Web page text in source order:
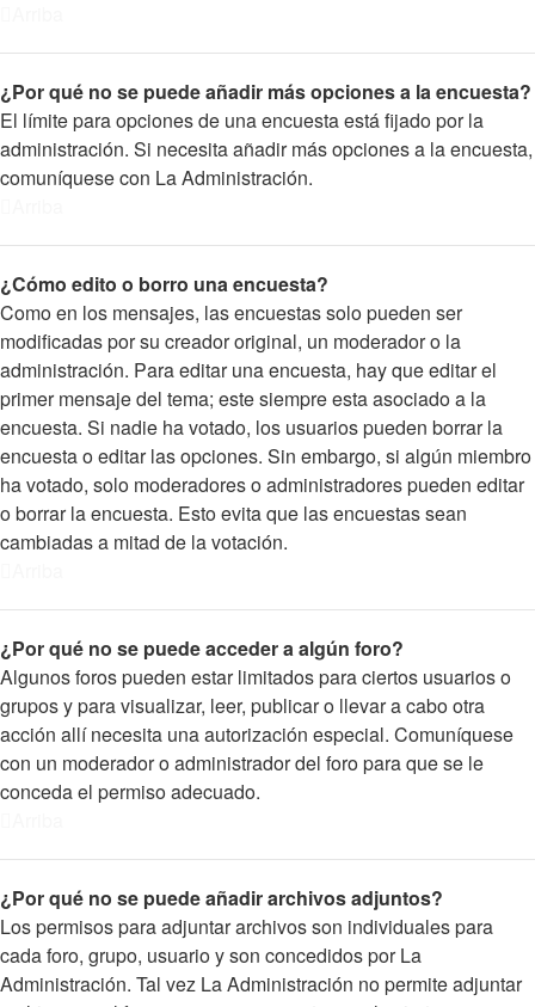
¿Por qué no se puede añadir más opciones a la encuesta?
El límite para opciones de una encuesta está fijado por la
administración. Si necesita añadir más opciones a la encuesta,
comuníquese con La Administración.
¿Cómo edito o borro una encuesta?
Como en los mensajes, las encuestas solo pueden ser
modificadas por su creador original, un moderador o la
administración. Para editar una encuesta, hay que editar el
primer mensaje del tema; este siempre esta asociado a la
encuesta. Si nadie ha votado, los usuarios pueden borrar la
encuesta o editar las opciones. Sin embargo, si algún miembro
ha votado, solo moderadores o administradores pueden editar
o borrar la encuesta. Esto evita que las encuestas sean
cambiadas a mitad de la votación.
¿Por qué no se puede acceder a algún foro?
Algunos foros pueden estar limitados para ciertos usuarios o
grupos y para visualizar, leer, publicar o llevar a cabo otra
acción allí necesita una autorización especial. Comuníquese
con un moderador o administrador del foro para que se le
conceda el permiso adecuado.
¿Por qué no se puede añadir archivos adjuntos?
Los permisos para adjuntar archivos son individuales para
cada foro, grupo, usuario y son concedidos por La
Administración. Tal vez La Administración no permite adjuntar